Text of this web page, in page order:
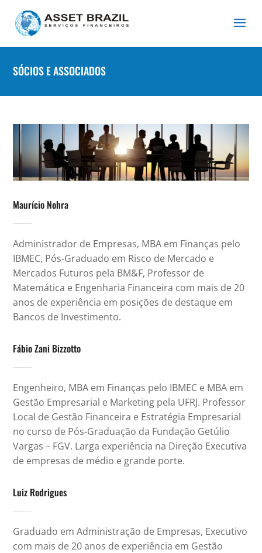
SÓCIOS E ASSOCIADOS
Maurício Nohra
Administrador de Empresas, MBA em Finanças pelo
IBMEC, Pós-Graduado em Risco de Mercado e
Mercados Futuros pela BM&F, Professor de
Matemática e Engenharia Financeira com mais de 20
anos de experiência em posições de destaque em
Bancos de Investimento.
Fábio Zani Bizzotto
Engenheiro, MBA em Finanças pelo IBMEC e MBA em
Gestão Empresarial e Marketing pela UFRJ. Professor
Local de Gestão Financeira e Estratégia Empresarial
no curso de Pós-Graduação da Fundação Getúlio
Vargas – FGV. Larga experiência na Direção Executiva
de empresas de médio e grande porte.
Luiz Rodrigues
Graduado em Administração de Empresas, Executivo
com mais de 20 anos de experiência em Gestão